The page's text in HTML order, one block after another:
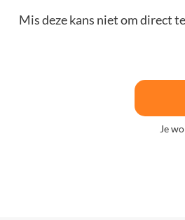
Mis deze kans niet om direct
Je